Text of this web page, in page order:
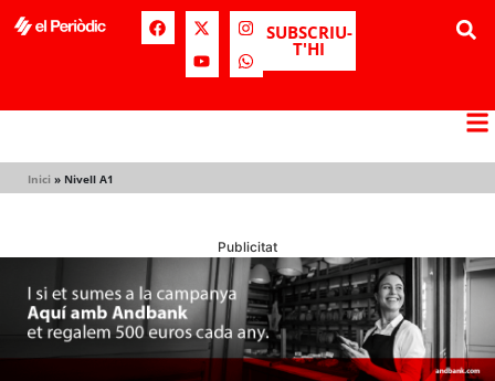
SUBSCRIU-
T'HI
Inici » Nivell A1
Publicitat